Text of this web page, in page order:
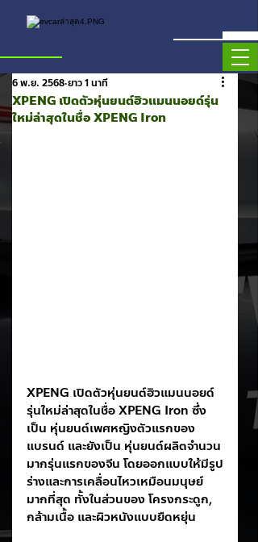
XPENG เปิดตัวหุ่นยนต์ฮิวแมนนอยด์รุ่น
ใหม่ล่าสุดในชื่อ XPENG Iron
6 พ.ย. 2568 ยาว 1 นาที
XPENG เปิดตัวหุ่นยนต์ฮิวแมนนอยด์
รุ่นใหม่ล่าสุดในชื่อ XPENG Iron ซึ่ง
เป็น หุ่นยนต์เพศหญิงตัวแรกของ
แบรนด์ และยังเป็น หุ่นยนต์ผลิตจำนวน
มากรุ่นแรกของจีน โดยออกแบบให้มีรูป
ร่างและการเคลื่อนไหวเหมือนมนุษย์
มากที่สุด ทั้งในส่วนของ โครงกระดูก,
กล้ามเนื้อ และผิวหนังแบบยืดหยุ่น